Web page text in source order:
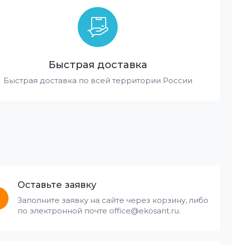
Быстрая доставка
Быстрая доставка по всей территории России
Оставьте заявку
Заполните заявку на сайте через корзину, либо
по электронной почте office@ekosant.ru.